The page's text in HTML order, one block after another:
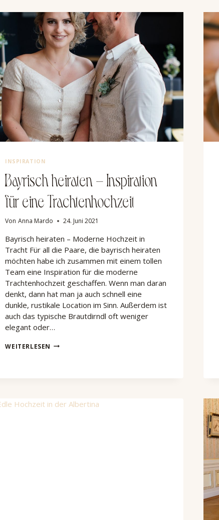
INSPIRATION
Bayrisch heiraten – Inspiration
für eine Trachtenhochzeit
Von Anna Mardo 24. Juni 2021
Bayrisch heiraten – Moderne Hochzeit in
Tracht Für all die Paare, die bayrisch heiraten
möchten habe ich zusammen mit einem tollen
Team eine Inspiration für die moderne
Trachtenhochzeit geschaffen. Wenn man daran
denkt, dann hat man ja auch schnell eine
dunkle, rustikale Location im Sinn. Außerdem ist
auch das typische Brautdirndl oft weniger
elegant oder…
WEITERLESEN BAYRISCH